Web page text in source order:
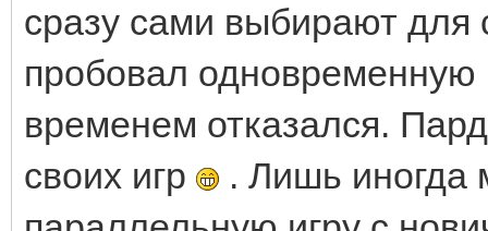
сразу сами выбирают для
пробовал одновременную
временем отказался.
своих игр
. Лишь иногда